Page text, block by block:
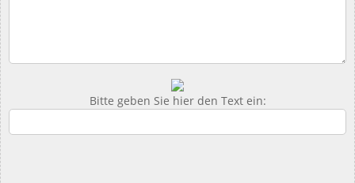
Bitte geben Sie hier den Text ein: